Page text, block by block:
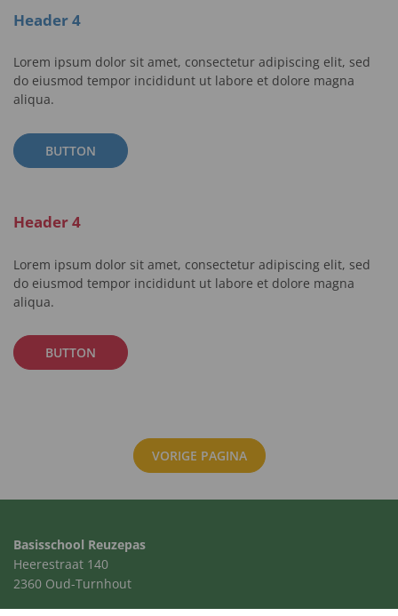
Header 4
Lorem ipsum dolor sit amet, consectetur adipiscing elit, sed
do eiusmod tempor incididunt ut labore et dolore magna
aliqua.
BUTTON
Header 4
Lorem ipsum dolor sit amet, consectetur adipiscing elit, sed
do eiusmod tempor incididunt ut labore et dolore magna
aliqua.
BUTTON
VORIGE PAGINA
Basisschool Reuzepas
Heerestraat 140
2360 Oud-Turnhout